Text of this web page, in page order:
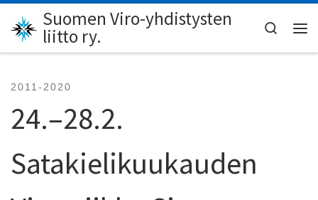
Skip to content
Suomen Viro-yhdistysten
liitto ry.
Search
2011-2020
24.–28.2.
Satakielikuukauden